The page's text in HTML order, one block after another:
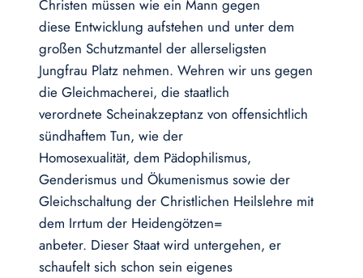
Christen müssen wie ein Mann gegen
diese Entwicklung aufstehen und unter dem
großen Schutzmantel der allerseligsten
Jungfrau Platz nehmen. Wehren wir uns gegen
die Gleichmacherei, die staatlich
verordnete Scheinakzeptanz von offensichtlich
sündhaftem Tun, wie der
Homosexualität, dem Pädophilismus,
Genderismus und Ökumenismus sowie der
Gleichschaltung der Christlichen Heilslehre mit
dem Irrtum der Heidengötzen=
anbeter. Dieser Staat wird untergehen, er
schaufelt sich schon sein eigenes